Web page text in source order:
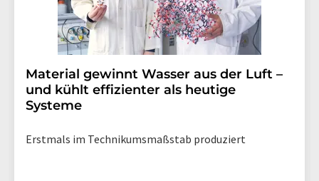
Material gewinnt Wasser aus der Luft –
und kühlt effizienter als heutige
Systeme
Erstmals im Technikumsmaßstab produziert